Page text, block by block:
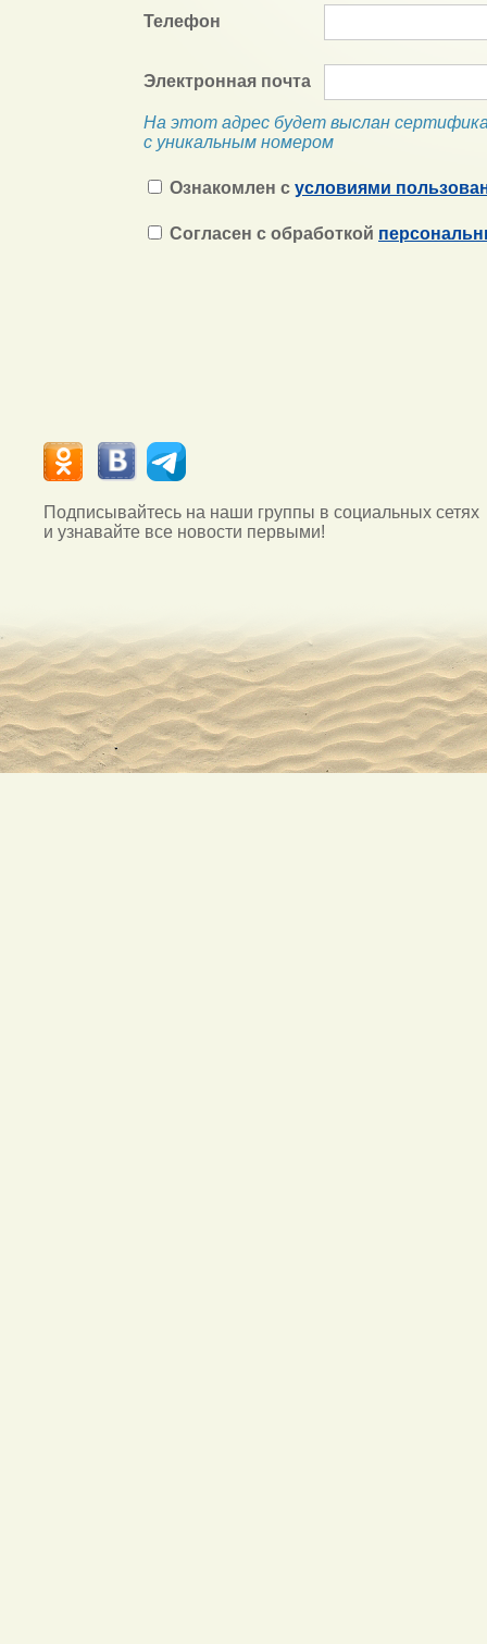
Телефон
Электронная почта
На этот адрес будет выслан
с уникальным номером
Ознакомлен с условиями
Согласен с обработкой
Подписывайтесь на наши группы в социальных сетях
и узнавайте все новости первыми!